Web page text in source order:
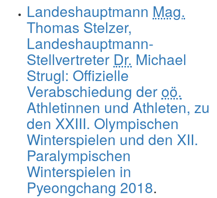
Landeshauptmann Mag.
Thomas Stelzer,
Landeshauptmann-
Stellvertreter Dr. Michael
Strugl: Offizielle
Verabschiedung der oö.
Athletinnen und Athleten, zu
den XXIII. Olympischen
Winterspielen und den XII.
Paralympischen
Winterspielen in
Pyeongchang 2018.